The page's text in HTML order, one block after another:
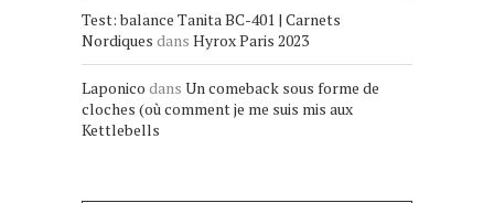
Test: balance Tanita BC-401 | Carnets
Nordiques dans Hyrox Paris 2023
Laponico dans Un comeback sous forme de
cloches (où comment je me suis mis aux
Kettlebells